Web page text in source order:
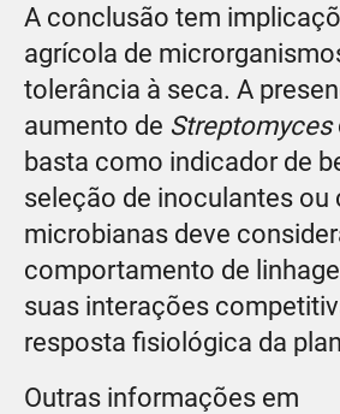
A conclusão tem
agrícola de
tolerância à seca. A
aumento de Streptomyces
basta como indicador de
seleção de inoculantes ou
microbianas deve
comportamento de
suas interações
resposta fisiológica da
Outras informações em